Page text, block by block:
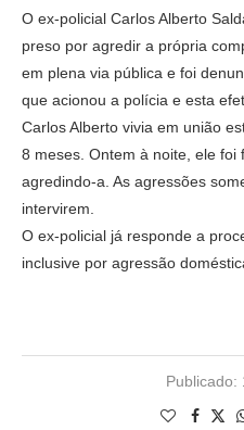
O ex-policial Carlos Alberto
preso por agredir a própria
em plena via pública e foi
que acionou a polícia e esta
Carlos Alberto vivia em união
8 meses. Ontem à noite, ele foi
agredindo-a. As agressões
intervirem.
O ex-policial já responde a
inclusive por agressão
Publicado: